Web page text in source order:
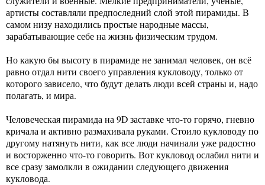
артисты составляли предпоследний слой этой пирамиды. В
самом низу находились простые народные массы,
зарабатывающие себе на жизнь физическим трудом.
Но какую бы высоту в пирамиде не занимал человек, он всё
равно отдал нити своего управления кукловоду, только от
которого зависело, что будут делать люди всей страны и, надо
полагать, и мира.
Человеческая пирамида на 9D заставке что-то горячо, гневно
кричала и активно размахивала руками. Стоило кукловоду по
другому натянуть нити, как все люди начинали уже радостно
и восторженно что-то говорить. Вот кукловод ослабил нити и
все сразу замолкли в ожидании следующего движения
кукловода.